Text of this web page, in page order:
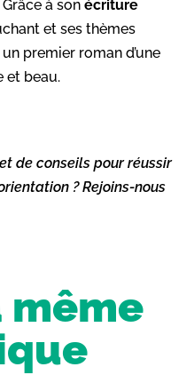
à son écriture
et ses thèmes
premier roman d’une
et beau.
de conseils pour réussir
? Rejoins-nous
même